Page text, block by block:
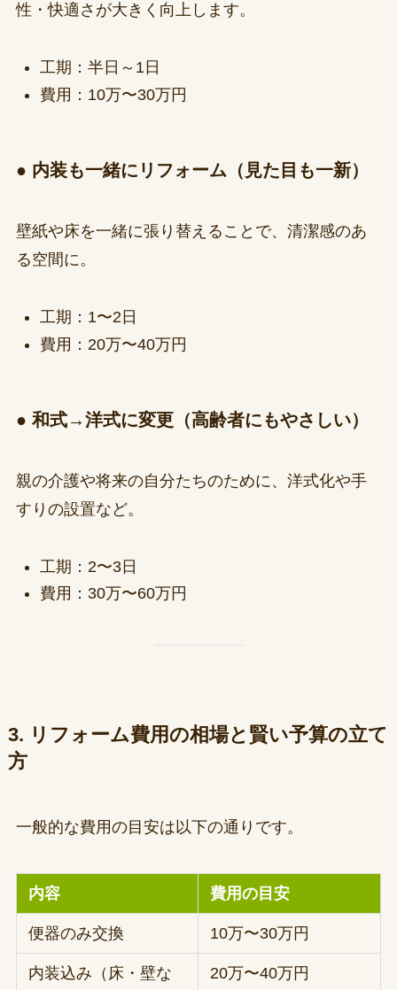
性・快適さが大きく向上します。
工期：半日～1日
費用：10万〜30万円
● 内装も一緒にリフォーム（見た目も一新）
壁紙や床を一緒に張り替えることで、清潔感のあ
る空間に。
工期：1〜2日
費用：20万〜40万円
● 和式→洋式に変更（高齢者にもやさしい）
親の介護や将来の自分たちのために、洋式化や手
すりの設置など。
工期：2〜3日
費用：30万〜60万円
3. リフォーム費用の相場と賢い予算の立て
方
一般的な費用の目安は以下の通りです。
内容 費用の目安
便器のみ交換 10万〜30万円
内装込み（床・壁な
20万〜40万円